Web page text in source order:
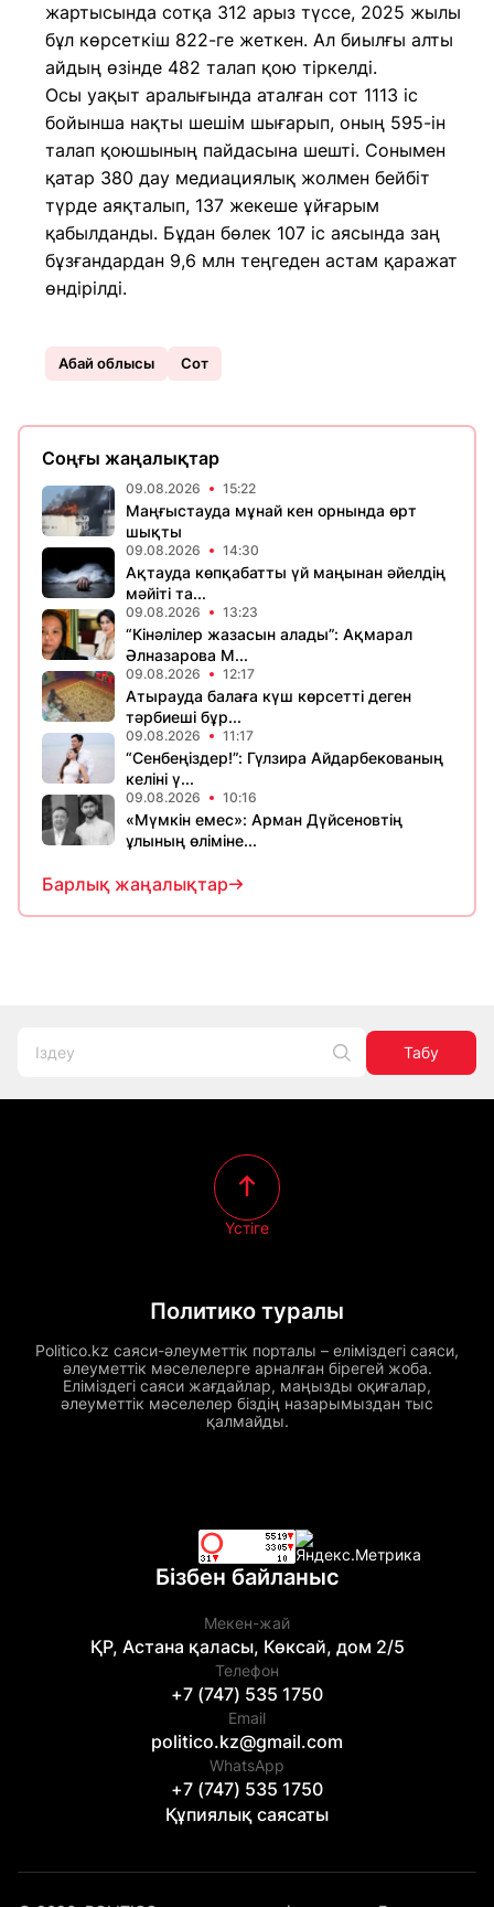
жартысында сотқа 312 арыз түссе, 2025 жылы
бұл көрсеткіш 822-ге жеткен. Ал биылғы алты
айдың өзінде 482 талап қою тіркелді.
Осы уақыт аралығында аталған сот 1113 іс
бойынша нақты шешім шығарып, оның 595-ін
талап қоюшының пайдасына шешті. Сонымен
қатар 380 дау медиациялық жолмен бейбіт
түрде аяқталып, 137 жекеше ұйғарым
қабылданды. Бұдан бөлек 107 іс аясында заң
бұзғандардан 9,6 млн теңгеден астам қаражат
өндірілді.
Абай облысы Сот
Соңғы жаңалықтар
09.08.2026 15:22
Маңғыстауда мұнай кен орнында өрт
шықты
09.08.2026 14:30
Ақтауда көпқабатты үй маңынан әйелдің
мәйіті та...
09.08.2026 13:23
“Кінәлілер жазасын алады”: Ақмарал
Әлназарова М...
09.08.2026 12:17
Атырауда балаға күш көрсетті деген
тәрбиеші бұр...
09.08.2026 11:17
“Сенбеңіздер!”: Гүлзира Айдарбекованың
келіні ү...
09.08.2026 10:16
«Мүмкін емес»: Арман Дүйсеновтің
ұлының өліміне...
Барлық жаңалықтар
Табу
Политико туралы
Politico.kz саяси-әлеуметтік порталы – еліміздегі саяси,
әлеуметтік мәселелерге арналған бірегей жоба.
Еліміздегі саяси жағдайлар, маңызды оқиғалар,
әлеуметтік мәселелер біздің назарымыздан тыс
қалмайды.
Үстіге
Бізбен байланыс
Мекен-жай
ҚР, Астана қаласы, Көксай, дом 2/5
Телефон
+7 (747) 535 1750
Email
politico.kz@gmail.com
WhatsApp
+7 (747) 535 1750
Құпиялық саясаты